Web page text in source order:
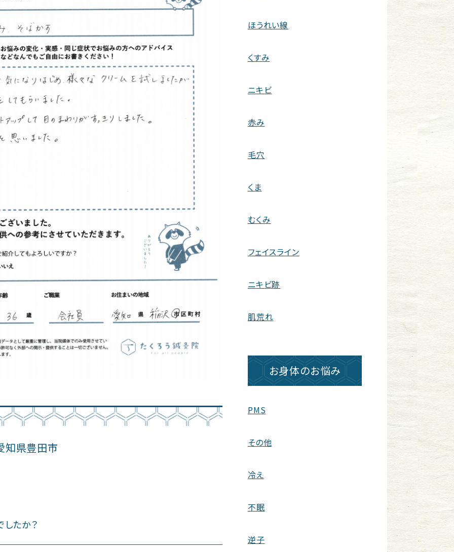
知県豊田市
たか？
ほうれい線
くすみ
ニキビ
赤み
毛穴
くま
むくみ
フェイスライン
ニキビ跡
肌荒れ
お身体のお悩み
PMS
その他
冷え
不眠
逆子